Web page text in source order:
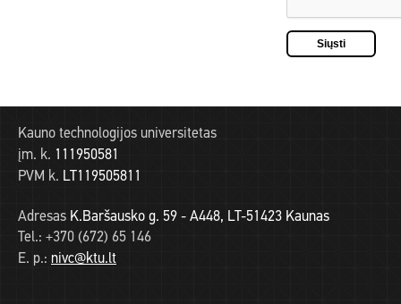
Kauno technologijos universitetas
įm. k. 111950581
PVM k. LT119505811
Adresas K.Baršausko g. 59 - A448, LT-51423 Kaunas
Tel.: +370 (672) 65 146
E. p.: nivc@ktu.lt